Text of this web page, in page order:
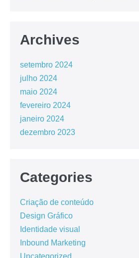
Archives
setembro 2024
julho 2024
maio 2024
fevereiro 2024
janeiro 2024
dezembro 2023
Categories
Criação de conteúdo
Design Gráfico
Identidade visual
Inbound Marketing